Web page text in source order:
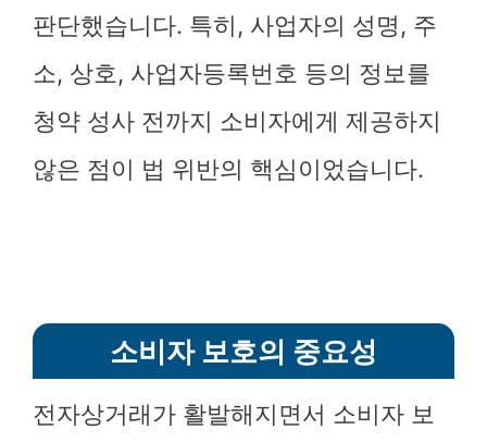
판단했습니다. 특히, 사업자의 성명, 주
소, 상호, 사업자등록번호 등의 정보를
청약 성사 전까지 소비자에게 제공하지
않은 점이 법 위반의 핵심이었습니다.
소비자 보호의 중요성
전자상거래가 활발해지면서 소비자 보